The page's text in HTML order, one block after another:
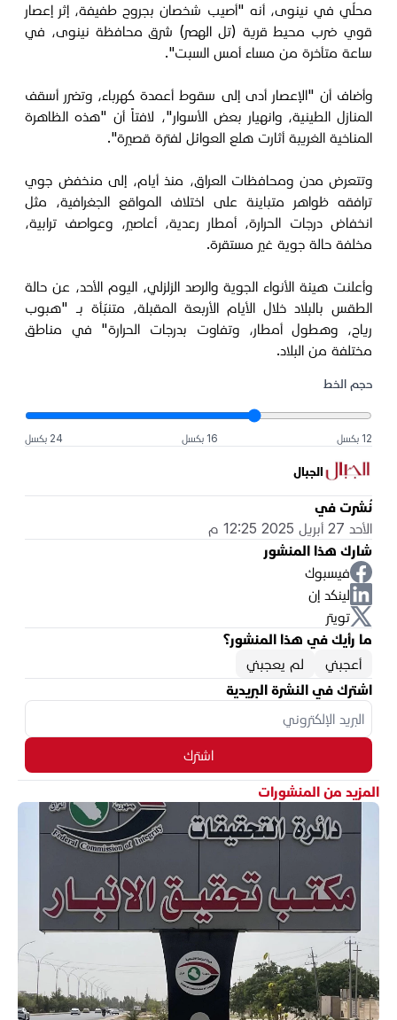
محلّي في نينوى، أنه "أصيب شخصان بجروح طفيفة، إثر إعصار
قوي ضرب محيط قرية (تل الهصر) شرق محافظة نينوى، في
ساعة متأخرة من مساء أمس السبت".
وأضاف أن "الإعصار أدى إلى سقوط أعمدة كهرباء، وتضرر أسقف
المنازل الطينية، وانهيار بعض الأسوار"، لافتاً أن "هذه الظاهرة
المناخية الغريبة أثارت هلع العوائل لفترة قصيرة".
وتتعرض مدن ومحافظات العراق، منذ أيام، إلى منخفض جوي
ترافقه ظواهر متباينة على اختلاف المواقع الجغرافية، مثل
انخفاض درجات الحرارة، أمطار رعدية، أعاصير، وعواصف ترابية،
مخلفة حالة جوية غير مستقرة.
وأعلنت هيئة الأنواء الجوية والرصد الزلزلي، اليوم الأحد، عن حالة
الطقس بالبلاد خلال الأيام الأربعة المقبلة، متنبّأة بـ "هبوب
رياح، وهطول أمطار، وتفاوت بدرجات الحرارة" في مناطق
مختلفة من البلاد.
حجم الخط
12 بكسل 16 بكسل 24 بكسل
الجبال
نُشرت في
الأحد 27 أبريل 2025 12:25 م
شارك هذا المنشور
فيسبوك
لينكد إن
تويتر
ما رأيك في هذا المنشور؟
أعجبني
لم يعجبني
اشترك في النشرة البريدية
اشترك
المزيد من المنشورات